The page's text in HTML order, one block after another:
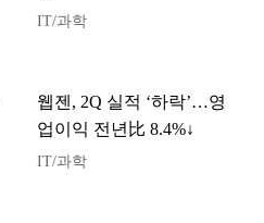
IT/과학
웹젠, 2Q 실적 ‘하락’…영
업이익 전년比 8.4%↓
IT/과학